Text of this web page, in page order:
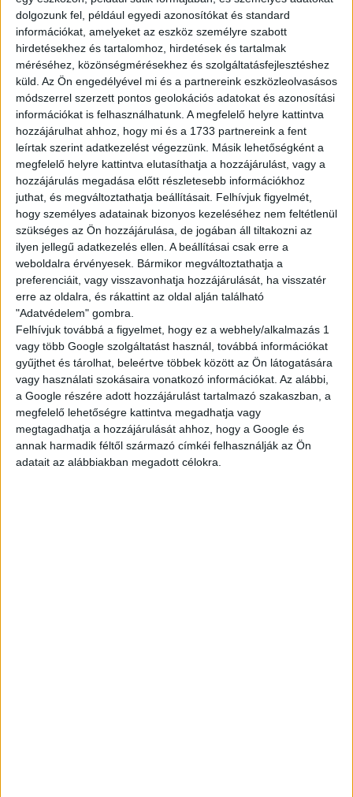
dolgozunk fel, például egyedi azonosítókat és standard
információkat, amelyeket az eszköz személyre szabott
hirdetésekhez és tartalomhoz, hirdetések és tartalmak
méréséhez, közönségmérésekhez és szolgáltatásfejlesztéshez
küld. Az Ön engedélyével mi és a partnereink eszközleolvasásos
módszerrel szerzett pontos geolokációs adatokat és azonosítási
információkat is felhasználhatunk. A megfelelő helyre kattintva
hozzájárulhat ahhoz, hogy mi és a 1733 partnereink a fent
leírtak szerint adatkezelést végezzünk. Másik lehetőségként a
megfelelő helyre kattintva elutasíthatja a hozzájárulást, vagy a
hozzájárulás megadása előtt részletesebb információkhoz
juthat, és megváltoztathatja beállításait. Felhívjuk figyelmét,
hogy személyes adatainak bizonyos kezeléséhez nem feltétlenül
szükséges az Ön hozzájárulása, de jogában áll tiltakozni az
ilyen jellegű adatkezelés ellen. A beállításai csak erre a
weboldalra érvényesek. Bármikor megváltoztathatja a
preferenciáit, vagy visszavonhatja hozzájárulását, ha visszatér
erre az oldalra, és rákattint az oldal alján található
"Adatvédelem" gombra.
Felhívjuk továbbá a figyelmet, hogy ez a webhely/alkalmazás 1
vagy több Google szolgáltatást használ, továbbá információkat
gyűjthet és tárolhat, beleértve többek között az Ön látogatására
vagy használati szokásaira vonatkozó információkat. Az alábbi,
a Google részére adott hozzájárulást tartalmazó szakaszban, a
megfelelő lehetőségre kattintva megadhatja vagy
megtagadhatja a hozzájárulását ahhoz, hogy a Google és
annak harmadik féltől származó címkéi felhasználják az Ön
adatait az alábbiakban megadott célokra.
maradnál
És itt a legjobb rész:
Nem kell kivárnod a hónap végét, hogy
pénzhez juss.
QuickPay
szolgáltatással akár hetente
elkérheted a fizud.
Igen, tényleg!
Plusz számíthatsz extra pénzre esti, éjszakai és
ünnepnapi műszakoknál is.*
25 év alatt pedig a bruttó béred lényegében a
nettód is.
Ami kell hozzá:
minimum 16 éves kor, nyáron 15 (étteremtől
függően)
legalább 2 hónapos munkavégzés
Ha szeretnél egy olyan diákmelót, ami tényleg
összehozható a suli + élet kombóval, dobj egy